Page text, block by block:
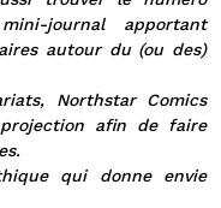
journal apportant
autour du (ou des)
Northstar Comics
afin de faire
qui donne envie